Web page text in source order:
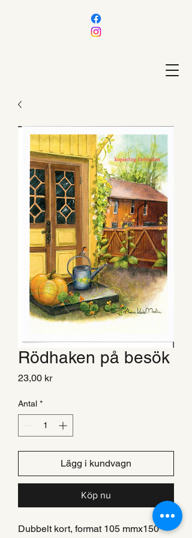
Rödhaken på besök
23,00 krPris
Antal *
Lägg i kundvagn
Köp nu
Dubbelt kort, format 105 mmx150